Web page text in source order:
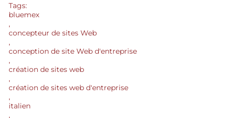
Tags:
bluemex
,
concepteur de sites Web
,
conception de site Web d'entreprise
,
création de sites web
,
création de sites web d'entreprise
,
italien
,